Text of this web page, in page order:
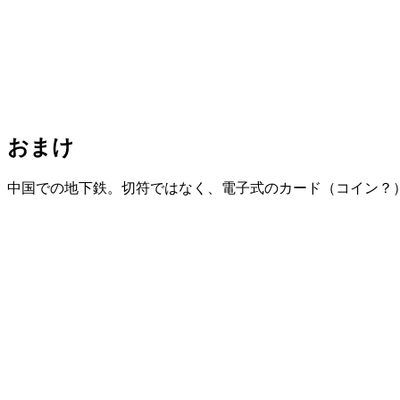
おまけ
中国での地下鉄。切符ではなく、電子式のカード（コイン？